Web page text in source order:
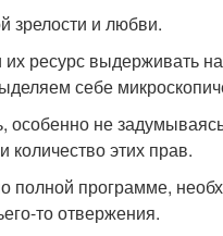
зрелости и любви.
ресурс выдерживать
себе
не
количество этих прав.
программе,
то отвержения.